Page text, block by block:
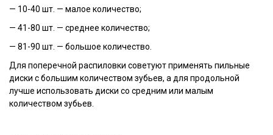
— 10-40 шт. — малое количество;
— 41-80 шт. — среднее количество;
— 81-90 шт. — большое количество.
Для поперечной распиловки советуют применять пильные
диски с большим количеством зубьев, а для продольной
лучше использовать диски со средним или малым
количеством зубьев.